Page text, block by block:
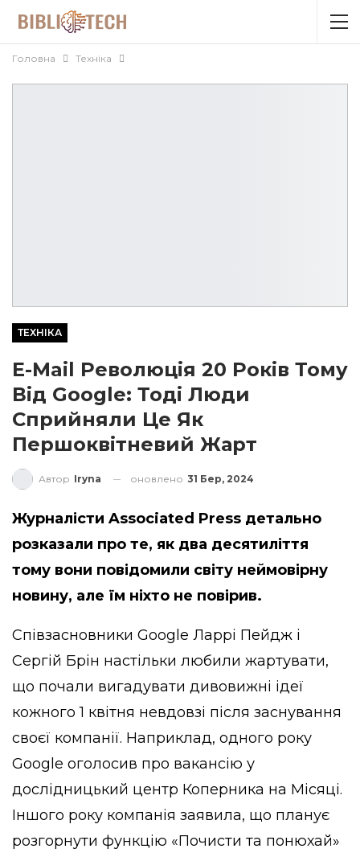
Головна Техніка
ТЕХНІКА
E-Mail Революція 20 Років Тому
Від Google: Тоді Люди
Сприйняли Це Як
Першоквітневий Жарт
Автор Iryna оновлено 31 Бер, 2024
Журналісти Associated Press детально
розказали про те, як два десятиліття
тому вони повідомили світу неймовірну
новину, але їм ніхто не повірив.
Співзасновники Google Ларрі Пейдж і
Сергій Брін настільки любили жартувати,
що почали вигадувати дивовижні ідеї
кожного 1 квітня невдовзі після заснування
своєї компанії. Наприклад, одного року
Google оголосив про вакансію у
дослідницький центр Коперника на Місяці.
Іншого року компанія заявила, що планує
розгорнути функцію «Почисти та понюхай»